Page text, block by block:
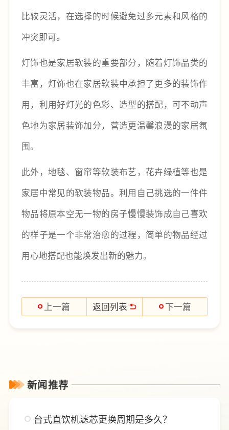
比较灵活，在选择的时候避免过多元素和风格的
冲突即可。
灯饰也是家居软装的重要部分，随着灯饰品类的
丰富，灯饰也在家居软装中承担了更多的装饰作
用，利用好灯光的色彩、造型的搭配，可不动声
色地为家居装饰加分，营造更温馨浪漫的家居氛
围。
此外，地毯、窗帘等软装布艺，花卉绿植等也是
家居中常见的软装物品。利用自己挑选的一件件
物品将原本空无一物的房子慢慢装饰成自己喜欢
的样子是一个非常治愈的过程，简单的物品经过
用心地搭配也能焕发出新的魅力。
上一篇 返回列表 下一篇
新闻推荐
台式直饮机滤芯更换周期是多久？